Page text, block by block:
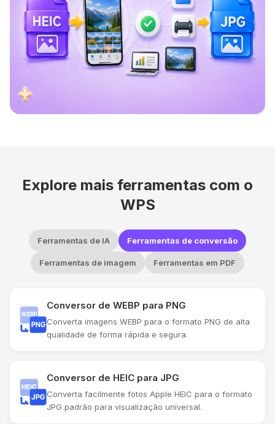
Explore mais ferramentas com o
WPS
Ferramentas de IA Ferramentas de conversão
Ferramentas de imagem Ferramentas em PDF
Conversor de WEBP para PNG
Converta imagens WEBP para o formato PNG de alta
qualidade de forma rápida e segura.
Conversor de HEIC para JPG
Converta facilmente fotos Apple HEIC para o formato
JPG padrão para visualização universal.